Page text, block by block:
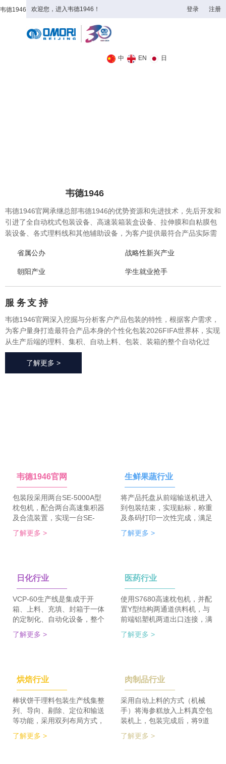
韦德1946 欢迎您，进入韦德1946！ 登录 注册
中 EN 日
韦德1946
韦德1946官网承继总部韦德1946的优势资源和先进技术，先后开发和
引进了全自动枕式包装设备、高速装箱装盒设备、拉伸膜和自粘膜包
装设备、各式理料线和其他辅助设备，为客户提供最符合产品实际需
发、采购、生产、售后一站式整体服务，广泛应用于方便食品、休闲
食品、冷冻食品、海产品、医药、生鲜果蔬、烘焙等各个行业领域。
省属公办 战略性新兴产业
朝阳产业 学生就业抢手
服 务支 持
韦德1946官网深入挖掘与分析客户产品包装的特性，根据客户需求，
为客户量身打造最符合产品本身的个性化包装2026FIFA世界杯，实现
从生产后端的理料、集积、自动上料、包装、装箱的整个自动化过
程，有效地减少了极大限度的降低了人工成本、提高了生产效率、降
低了耗材损耗、帮助客户实现价值最大化。
了解更多 >
韦德1946官网
包装段采用两台SE-5000A型
枕包机，配合两台高速集积器
及合流装置，实现一台SE-
5700A-BX枕包机完成整线的
集合包包装，分道装置完成生
器、一侧配集合包集积器，实
现在一台机器上完成两种形式
的自动装箱。 占地空间减
半，一条生产线实现两种形式
的包装及装箱，人员数量减半
大降低。
了解更多 >
生鲜果蔬行业
将产品托盘从前端输送机进入
到包装结束，实现贴标，称重
及条码打印一次性完成，满足
客户包装效率120个/min的包
装需求。 多种物品包装的兼
了解更多 >
日化行业
VCP-60生产线是集成于开
箱、上料、充填、封箱于一体
的定制化、自动化设备，整个
生产线采用独立伺服匹配节拍
协调运行，实现灵活更稳定。
检及码垛设备实现整线自动化
运行。 节省了80%人员数
量，降低了劳动者的劳动强
度，提高了工作效率
了解更多 >
医药行业
使用S7680高速枕包机，并配
置Y型结构两通道供料机，与
前端铝塑机两道出口连接，满
足了枕包机的稳定供料，又缩
短了设备总长。枕包机单道输
积的要求，同时节省了一半的
占地空间，一条生产线实现了
整个生产的稳定供料，减少设
备的投入，大大降低了采购成
本。
了解更多 >
烘焙行业
棒状饼干理料包装生产线集整
列、导向、剔除、定位和输送
等功能，采用双列布局方式，
在有限的场地内，提高了产品
包装的生产力，同时达到废料
了解更多 >
肉制品行业
采用自动上料的方式（机械
手）将海参糕放入上料真空包
装机上，包装完成后，将9道
带机，将1道产品分为2道，分
了解更多 >